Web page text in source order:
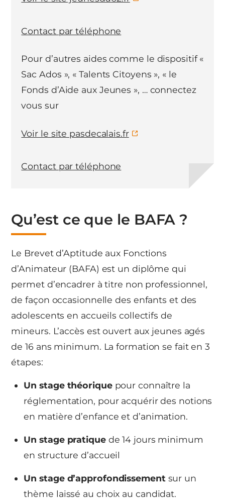
Qu’est ce que le BAFA ?
Le Brevet d’Aptitude aux Fonctions
d’Animateur (BAFA) est un diplôme qui
permet d’encadrer à titre non professionnel,
de façon occasionnelle des enfants et des
adolescents en accueils collectifs de
mineurs. L’accès est ouvert aux jeunes agés
de 16 ans minimum. La formation se fait en 3
étapes:
Un stage théoriquepour connaître la
réglementation, pour acquérir des notions
en matière d’enfance et d’animation.
Un stage pratiquede 14 jours minimum
en structure d’accueil
Un stage d’approfondissement sur un
thème laissé au choix au candidat.
Contact par téléphone
Pour d’autres aides comme le dispositif «
Sac Ados », « Talents Citoyens », « le
Fonds d’Aide aux Jeunes », … connectez
vous sur
Voir le site pasdecalais.fr
Contact par téléphone